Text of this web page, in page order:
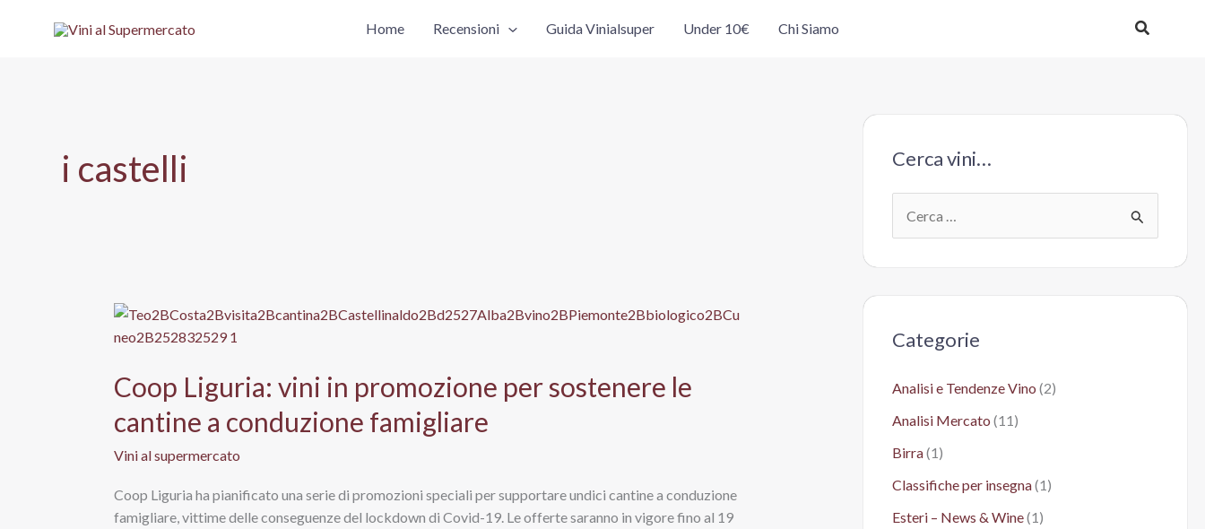
Home Recensioni Guida Vinialsuper Under 10€ Chi Siamo Cerca
i castelli
Coop Liguria: vini in promozione per sostenere le
cantine a conduzione famigliare
Vini al supermercato
Coop Liguria ha pianificato una serie di promozioni speciali per supportare undici cantine a conduzione
famigliare, vittime delle conseguenze del lockdown di Covid-19. Le offerte saranno in vigore fino al 19
Cerca vini…
e
:Categorie
Analisi e Tendenze Vino (2)
Analisi Mercato (11)
Birra(1)
Classifiche per insegna(1)
Esteri – News & Wine(1)